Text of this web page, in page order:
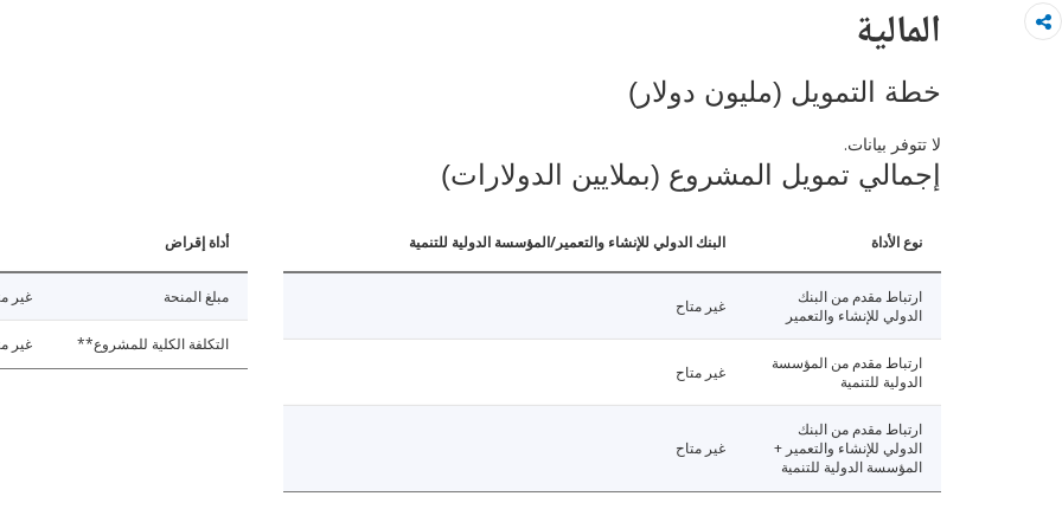
المالية
خطة التمويل (مليون دولار)
لا تتوفر بيانات.
إجمالي تمويل المشروع (بملايين الدولارات)
نوع الأداة البنك الدولي للإنشاء والتعمير/المؤسسة الدولية للتنمية
ارتباط مقدم من البنك
الدولي للإنشاء والتعمير
غير متاح
ارتباط مقدم من المؤسسة
الدولية للتنمية
غير متاح
ارتباط مقدم من البنك
الدولي للإنشاء والتعمير +
المؤسسة الدولية للتنمية
غير متاح
أداة إقراض
مبلغ المنحة غير
التكلفة الكلية للمشروع** غير